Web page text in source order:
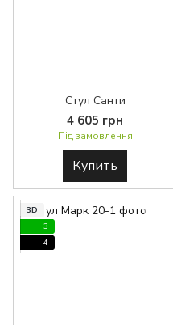
Стул Санти
4 605 грн
Під замовлення
Купить
3D
3
4